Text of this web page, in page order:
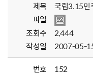
제목
국립3.15민
파일
조회수
2,444
작성일
2007-05-
번호
152